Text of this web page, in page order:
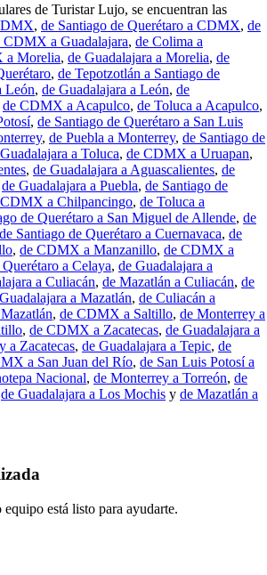
de Turistar Lujo, se encuentran las
, de Santiago de Querétaro a CDMX, de
CDMX a Guadalajara, de Colima a
a Morelia, de Guadalajara a Morelia, de
, de Tepotzotlán a Santiago de
León, de Guadalajara a León, de
de CDMX a Acapulco, de Toluca a Acapulco,
, de Santiago de Querétaro a San Luis
, de Puebla a Monterrey, de Santiago de
a Toluca, de CDMX a Uruapan,
, de Guadalajara a Aguascalientes, de
de Guadalajara a Puebla, de Santiago de
a Chilpancingo, de Toluca a
de Querétaro a San Miguel de Allende, de
de Santiago de Querétaro a Cuernavaca, de
, de CDMX a Manzanillo, de CDMX a
a Celaya, de Guadalajara a
a Culiacán, de Mazatlán a Culiacán, de
a Mazatlán, de Culiacán a
, de CDMX a Saltillo, de Monterrey a
, de CDMX a Zacatecas, de Guadalajara a
a Zacatecas, de Guadalajara a Tepic, de
a San Juan del Río, de San Luis Potosí a
Nacional, de Monterrey a Torreón, de
de Guadalajara a Los Mochis y de Mazatlán a
equipo está listo para ayudarte.